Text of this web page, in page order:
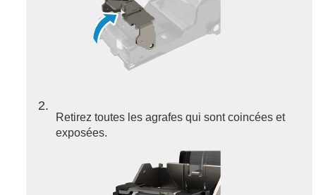
2
Retirez toutes les agrafes qui sont coincées et
exposées.